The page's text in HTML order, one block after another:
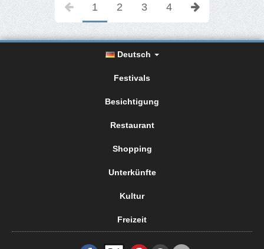
1 2 3 4
Deutsch
Festivals
Besichtigung
Restaurant
Shopping
Unterkünfte
Kultur
Freizeit